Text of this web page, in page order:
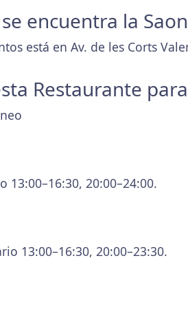
encuentra la
está en Av. de les Corts
Restaurante
13:00–16:30, 20:00–24:00.
13:00–16:30, 20:00–23:30.